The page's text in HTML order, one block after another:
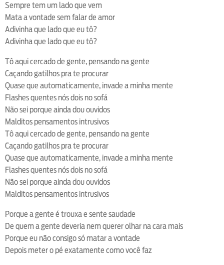
Sempre tem um lado que vem
Mata a vontade sem falar de amor
Adivinha que lado que eu tô?
Adivinha que lado que eu tô?
Tô aqui cercado de gente, pensando na gente
Caçando gatilhos pra te procurar
Quase que automaticamente, invade a minha mente
Flashes quentes nós dois no sofá
Não sei porque ainda dou ouvidos
Malditos pensamentos intrusivos
Tô aqui cercado de gente, pensando na gente
Caçando gatilhos pra te procurar
Quase que automaticamente, invade a minha mente
Flashes quentes nós dois no sofá
Não sei porque ainda dou ouvidos
Malditos pensamentos intrusivos
Porque a gente é trouxa e sente saudade
De quem a gente deveria nem querer olhar na cara mais
Porque eu não consigo só matar a vontade
Depois meter o pé exatamente como você faz